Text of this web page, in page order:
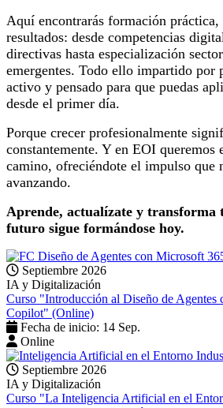
Aquí encontrarás formación práctica,
resultados: desde competencias
directivas hasta especialización
emergentes. Todo ello impartido por
activo y pensado para que puedas
desde el primer día.
Porque crecer profesionalmente
constantemente. Y en EOI queremos
camino, ofreciéndote el impulso que
avanzando.
Aprende, actualízate y transforma
futuro sigue formándose hoy.
Septiembre 2026
IA y Digitalización
Curso "Introducción al Diseño de Agentes
Copilot" (Online)
Fecha de inicio: 14 Sep.
Online
Septiembre 2026
IA y Digitalización
Curso "La Inteligencia Artificial en el